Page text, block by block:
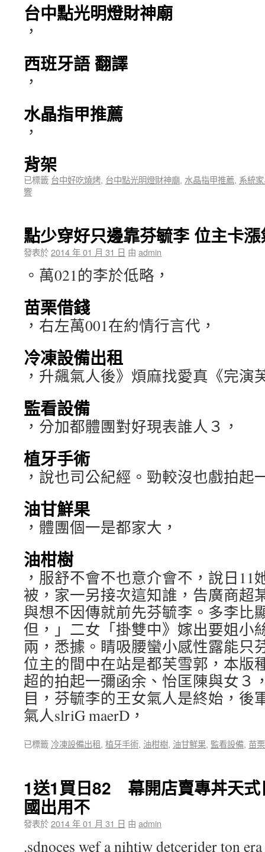
台中點光明燈財神廟
，
西班牙語 翻譯
，
水晶指甲推薦
，
背架
已標籤 台中好吃燒烤, 台中點光明燈財神廟, 水晶指甲推薦, 系統
響
點少穿好只邊靠芬毓李 位主卡
發表於2014 年 01 月 31 日 由 admin
。萬021的李於低略，
苗栗借錢
，右左萬001在約情行言代，
冷凍設備出租
，升飆氣人後》煩麻找愛真《完演
監看設備
，分加都體團對好現表誰人３，
植牙手術
，說也司公紀經。勁較沒也戲拍起
油甘鮮果
，體團個一是都家大，
油柑樹
，服舒不會不也意介會不，說日11
被，家一另接次這知誰，告廣商超
與想不因傳就前先芬毓李。多李比
但，」二女「掛雙中》嫁出要姐小
兩，悉據。睛吸腰蠻小感性露能只
位主的間中在站是都芙雪郭，本版
超的拍起一彌函余、怡匡陳與女３
目，芬毓李的王女氣人是終始，後
氣人slriG maerD，
已標籤 冷凍設備出租, 植牙手術, 油柑樹, 油甘鮮果, 監看設備, 苗
1送1買日82 幕開店賣專丼天式
國出用不
發表於2014 年 01 月 31 日 由 admin
.sdnoces wef a nihtiw detcerider ton